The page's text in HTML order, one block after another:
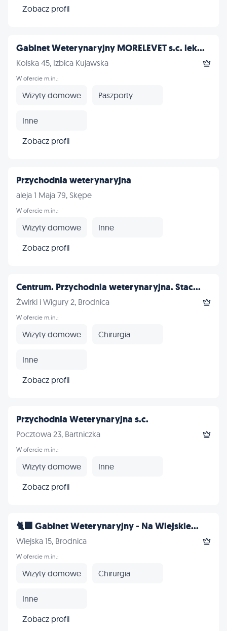
Zobacz profil
Gabinet Weterynaryjny MORELEVET s.c. lek...
Kolska 45, Izbica Kujawska
W ofercie m.in.:
Wizyty domowe Paszporty
Inne
Zobacz profil
Przychodnia weterynaryjna
aleja 1 Maja 79, Skępe
W ofercie m.in.:
Wizyty domowe
Inne
Zobacz profil
Centrum. Przychodnia weterynaryjna. Stac...
Żwirki i Wigury 2, Brodnica
W ofercie m.in.:
Wizyty domowe Chirurgia
Inne
Zobacz profil
Przychodnia Weterynaryjna s.c.
Pocztowa 23, Bartniczka
W ofercie m.in.:
Wizyty domowe
Inne
Zobacz profil
🐈‍⬛ Gabinet Weterynaryjny - Na Wiejskie...
Wiejska 15, Brodnica
W ofercie m.in.:
Wizyty domowe Chirurgia
Inne
Zobacz profil